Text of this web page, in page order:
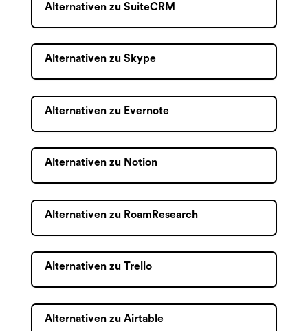
Alternativen zu SuiteCRM
Alternativen zu Skype
Alternativen zu Evernote
Alternativen zu Notion
Alternativen zu RoamResearch
Alternativen zu Trello
Alternativen zu Airtable